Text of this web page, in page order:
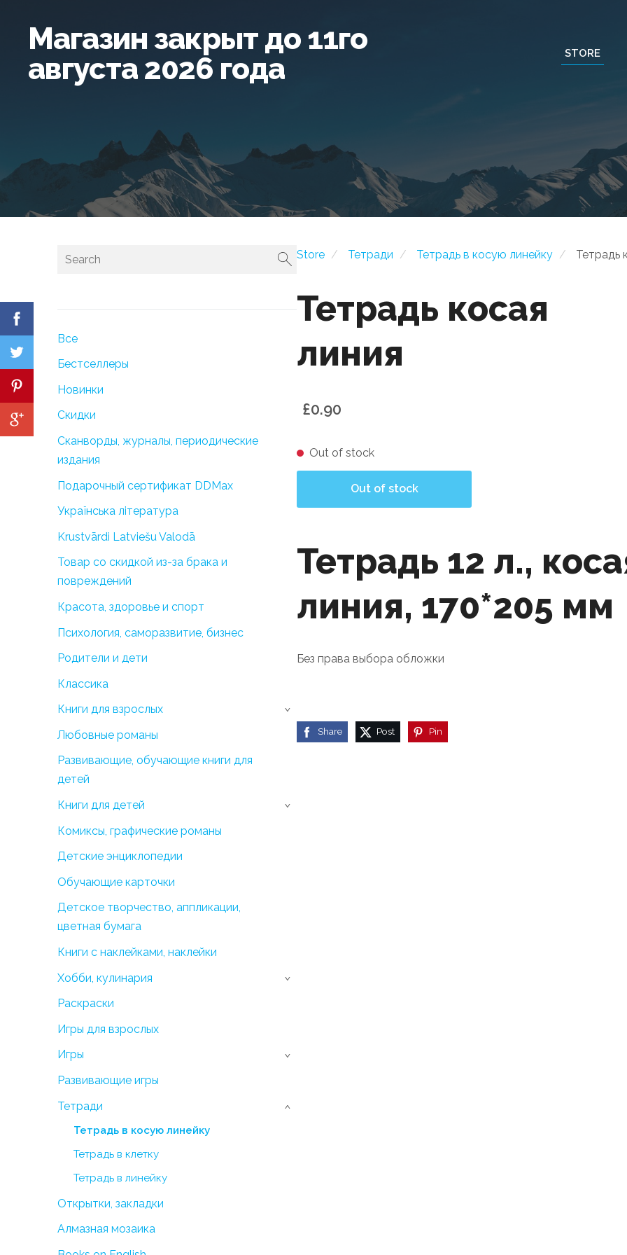
Магазин закрыт до 11го
августа 2026 года
STORE
Все
Бестселлеры
Новинки
Скидки
Сканворды, журналы, периодические
издания
Подарочный сертификат DDMax
Українська література
Krustvārdi Latviešu Valodā
Товар со скидкой из-за брака и
повреждений
Красота, здоровье и спорт
Психология, саморазвитие, бизнес
Родители и дети
Классика
Книги для взрослых
›
Любовные романы
Развивающие, обучающие книги для
детей
Книги для детей
›
Комиксы, графические романы
Детские энциклопедии
Обучающие карточки
Детское творчество, аппликации,
цветная бумага
Книги с наклейками, наклейки
Хобби, кулинария
›
Раскраски
Игры для взрослых
Игры
›
Развивающие игры
Тетради
Тетрадь в косую линейку
Тетрадь в клетку
Тетрадь в линейку
›
Открытки, закладки
Алмазная мозаика
Store Тетради Тетрадь в косую линейку Тетрадь
Тетрадь косая
линия
£0.90
Out of stock
Out of stock
Тетрадь 12 л.,
линия, 170*205 мм
Без права выбора обложки
Share Post Pin